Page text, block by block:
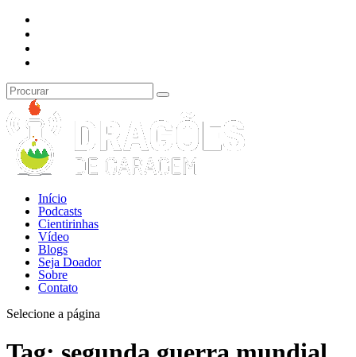
Início
Podcasts
Cientirinhas
Vídeo
Blogs
Seja Doador
Sobre
Contato
Selecione a página